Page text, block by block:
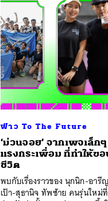
ฟ่าว To The Future
‘ม่วนจอย’ จากเพจเล็ก
แรงกระเพื่อม ที่ทำให้ข
ชีวิต
พบกับเรื่องราวของ นุกนิก-อารี
เป้า-สุธานิจ ทัพซ้าย คนรุ่นใหม่